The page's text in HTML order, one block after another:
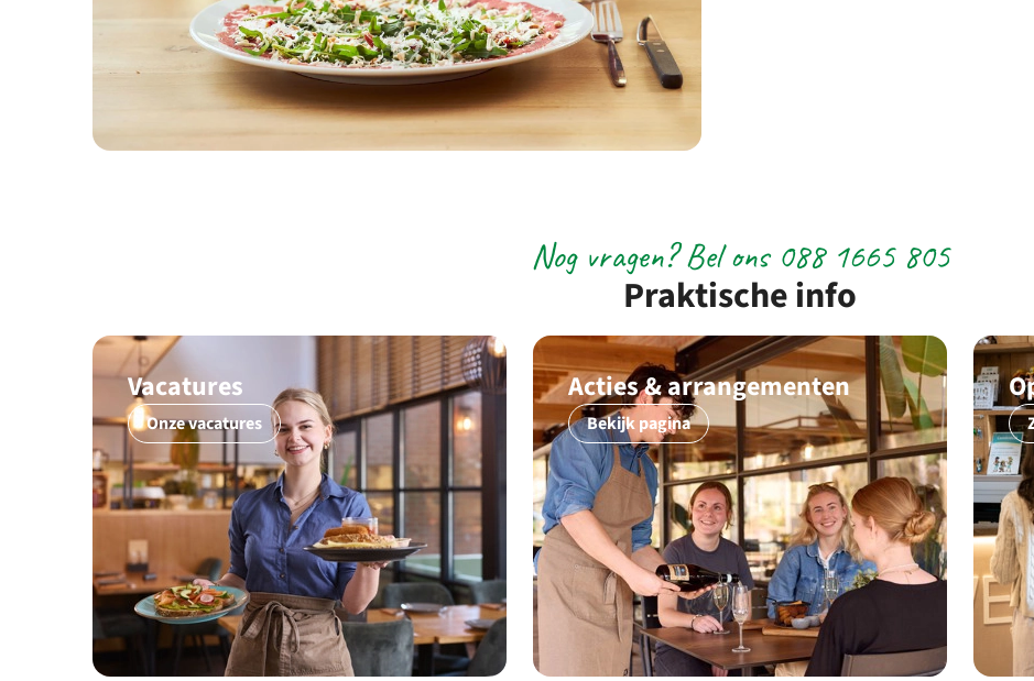
Praktische info
Nog vragen? Bel ons 088 1665 805
Vacatures
Onze vacatures
Acties & arrangementen
Bekijk pagina